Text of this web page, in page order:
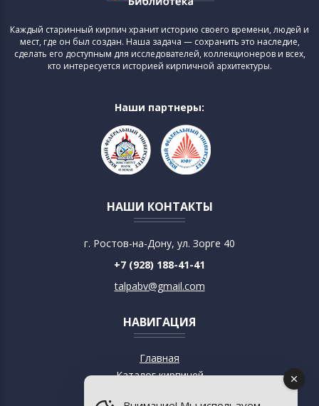
Каждый старинный кирпич хранит историю своего времени, людей и
мест, где он был создан. Наша задача — сохранить это наследие,
сделать его доступным для исследователей, коллекционеров и всех,
кто интересуется историей кирпичной архитектуры.
Наши партнеры:
НАШИ КОНТАКТЫ
г. Ростов-на-Дону, ул. Зорге 40
+7 (928) 188-41-41
talpabv@gmail.com
НАВИГАЦИЯ
Главная
Каталог кирпичей